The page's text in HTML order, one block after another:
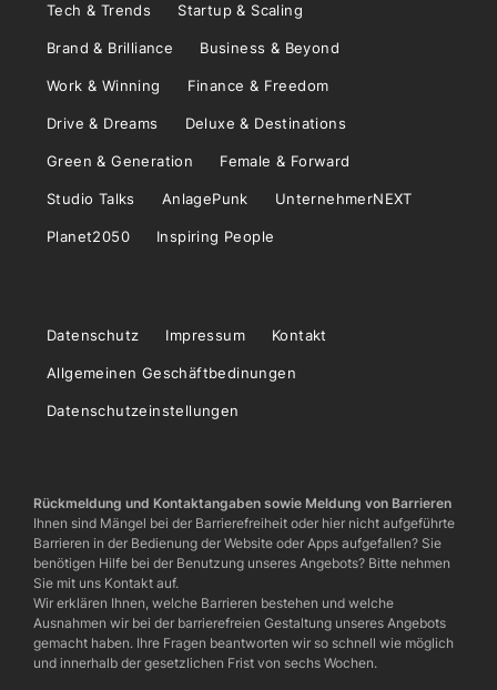
Tech & Trends Startup & Scaling
Brand & Brilliance Business & Beyond
Work & Winning Finance & Freedom
Drive & Dreams Deluxe & Destinations
Green & Generation Female & Forward
Studio Talks AnlagePunk UnternehmerNEXT
Planet2050 Inspiring People
Datenschutz Impressum Kontakt
Allgemeinen Geschäftbedinungen
Datenschutzeinstellungen
Rückmeldung und Kontaktangaben sowie Meldung von Barrieren
Ihnen sind Mängel bei der Barrierefreiheit oder hier nicht aufgeführte
Barrieren in der Bedienung der Website oder Apps aufgefallen? Sie
benötigen Hilfe bei der Benutzung unseres Angebots? Bitte nehmen
Sie mit uns Kontakt auf.
Wir erklären Ihnen, welche Barrieren bestehen und welche
Ausnahmen wir bei der barrierefreien Gestaltung unseres Angebots
gemacht haben. Ihre Fragen beantworten wir so schnell wie möglich
und innerhalb der gesetzlichen Frist von sechs Wochen.